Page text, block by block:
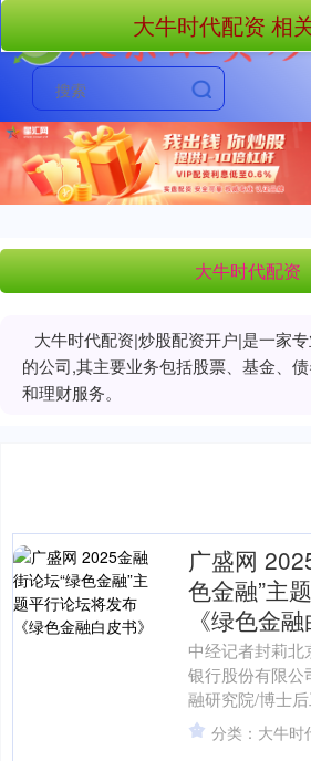
大牛时代配资
大牛时代配资|炒股配资开户|是一家
的公司,其主要业务包括股票、基金、
和理财服务。
大牛时代配资 相
广盛网
色金融”主
《绿色金融
中经记者封莉北
银行股份有限公
融研究院/博士
摄 《中国经营报
光大集团将在....
分类：大牛时